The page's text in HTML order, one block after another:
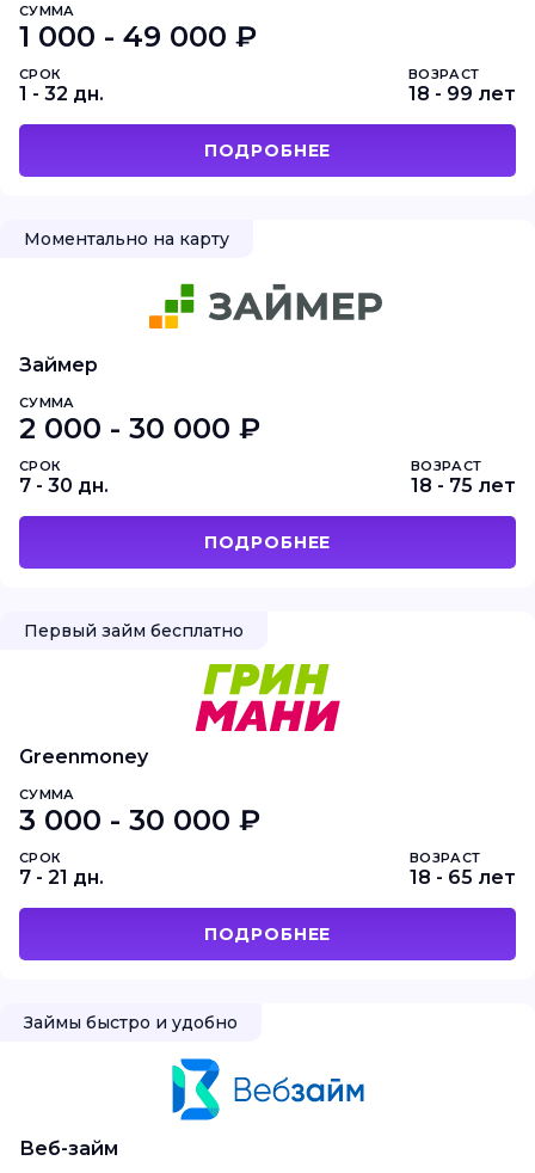
СУММА
1 000 - 49 000 ₽
СРОК
1 - 32 дн.
ВОЗРАСТ
18 - 99 лет
ПОДРОБНЕЕ
Моментально на карту
Займер
СУММА
2 000 - 30 000 ₽
СРОК
7 - 30 дн.
ВОЗРАСТ
18 - 75 лет
ПОДРОБНЕЕ
Первый займ бесплатно
Greenmoney
СУММА
3 000 - 30 000 ₽
СРОК
7 - 21 дн.
ВОЗРАСТ
18 - 65 лет
ПОДРОБНЕЕ
Займы быстро и удобно
Веб-займ